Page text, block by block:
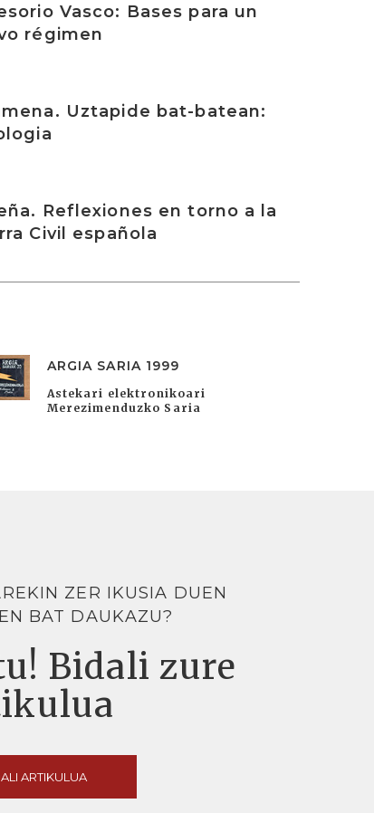
Vasco: Bases para un
régimen
Uztapide bat-batean:
Reflexiones en torno a la
Civil española
ARGIA SARIA 1999
Astekari elektronikoari
Merezimenduzko Saria
ZER IKUSIA DUEN
BAT DAUKAZU?
Bidali zure
ARTIKULUA